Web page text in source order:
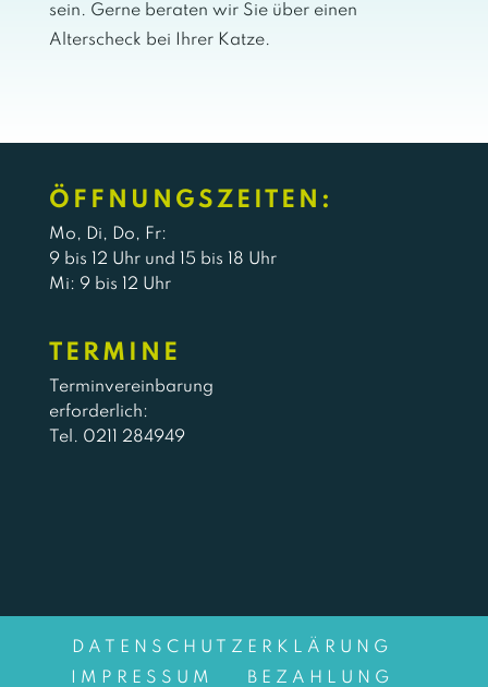
sein. Gerne beraten wir Sie über einen
Alterscheck bei Ihrer Katze.
ÖFFNUNGSZEITEN:
Mo, Di, Do, Fr:
9 bis 12 Uhr und 15 bis 18 Uhr
Mi: 9 bis 12 Uhr
TERMINE
Terminvereinbarung
erforderlich:
Tel. 0211 284949
DATENSCHUTZERKLÄRUNG
IMPRESSUM
BEZAHLUNG